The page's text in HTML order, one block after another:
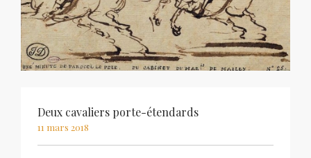
Deux cavaliers porte-étendards
11 mars 2018